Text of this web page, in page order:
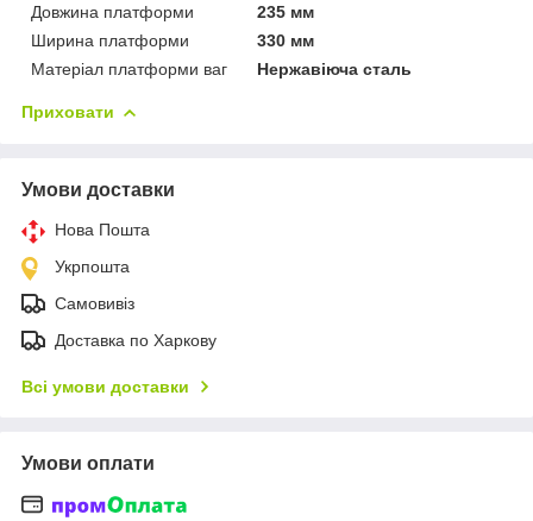
Довжина платформи
235 мм
Ширина платформи
330 мм
Матеріал платформи ваг
Нержавіюча сталь
Приховати
Умови доставки
Нова Пошта
Укрпошта
Самовивіз
Доставка по Харкову
Всі умови доставки
Умови оплати